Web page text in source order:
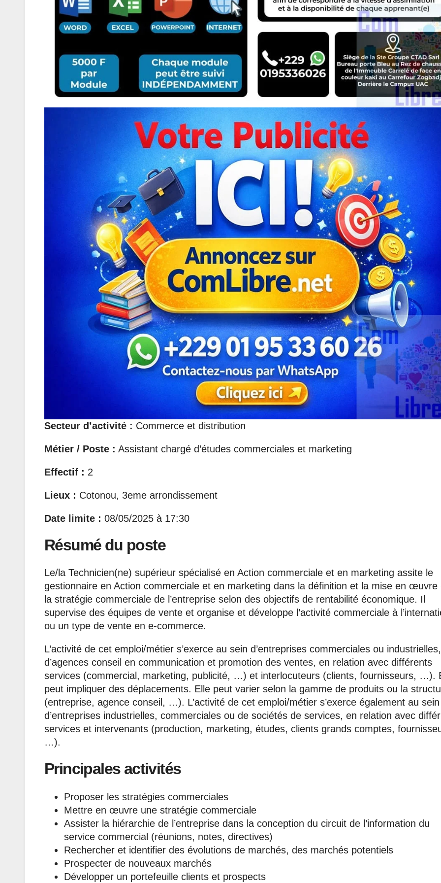
Secteur d’activité : Commerce et distribution
Métier / Poste : Assistant chargé d’études commerciales et marketing
Effectif : 2
Lieux : Cotonou, 3eme arrondissement
Date limite : 08/05/2025 à 17:30
Résumé du poste
Le/la Technicien(ne) supérieur spécialisé en Action commerciale et en marketing assite le
gestionnaire en Action commerciale et en marketing dans la définition et la mise en œuvre
la stratégie commerciale de l’entreprise selon des objectifs de rentabilité économique. Il
supervise des équipes de vente et organise et développe l’activité commerciale à
ou un type de vente en e-commerce.
L’activité de cet emploi/métier s’exerce au sein d’entreprises commerciales ou industrielles,
d’agences conseil en communication et promotion des ventes, en relation avec différents
services (commercial, marketing, publicité, …) et interlocuteurs (clients, fournisseurs, …).
peut impliquer des déplacements. Elle peut varier selon la gamme de produits ou la
(entreprise, agence conseil, …). L’activité de cet emploi/métier s’exerce également au sein
d’entreprises industrielles, commerciales ou de sociétés de services, en relation avec
services et intervenants (production, marketing, études, clients grands comptes,
…).
Principales activités
Proposer les stratégies commerciales
Mettre en œuvre une stratégie commerciale
Assister la hiérarchie de l’entreprise dans la conception du circuit de l’information du
service commercial (réunions, notes, directives)
Rechercher et identifier des évolutions de marchés, des marchés potentiels
Prospecter de nouveaux marchés
Développer un portefeuille clients et prospects